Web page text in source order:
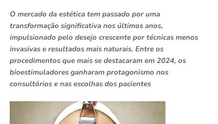
O mercado da estética tem passado por uma
transformação significativa nos últimos anos,
impulsionado pelo desejo crescente por técnicas menos
invasivas e resultados mais naturais. Entre os
procedimentos que mais se destacaram em 2024, os
bioestimuladores ganharam protagonismo nos
consultórios e nas escolhas dos pacientes